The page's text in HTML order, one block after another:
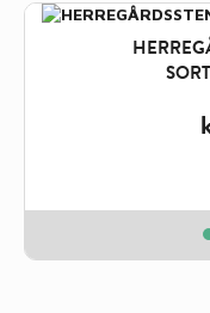
kr. 895,00
Price
through